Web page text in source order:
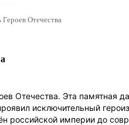
Героев Отечества
Отечества. Эта памятная
исключительный
российской империи до